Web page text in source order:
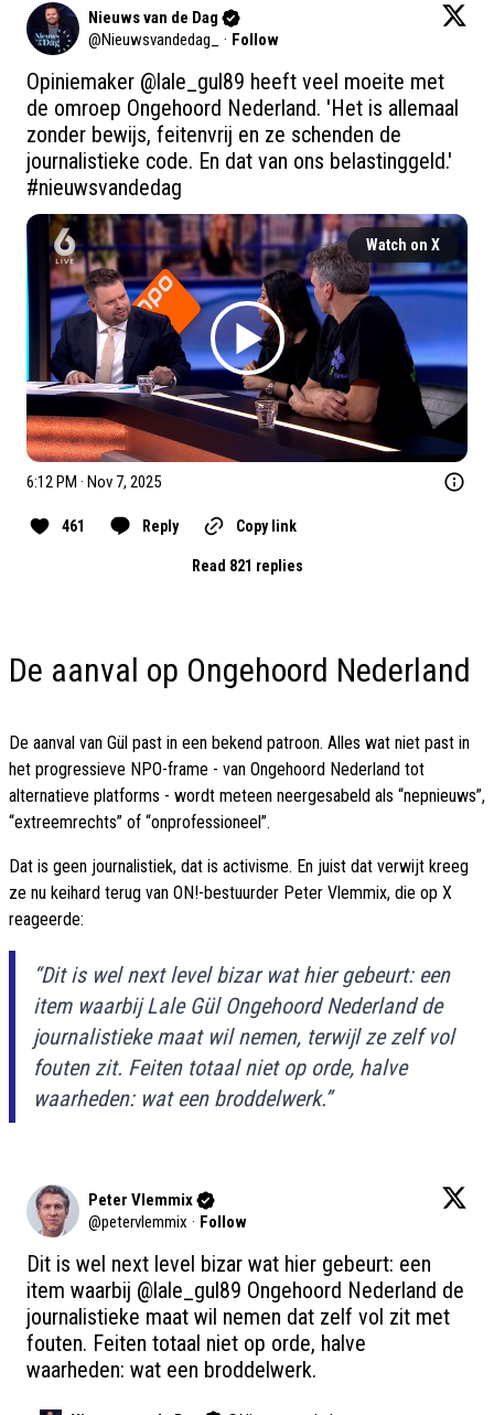
Nieuws van de Dag
@Nieuwsvandedag_ · Follow
Opiniemaker @lale_gul89 heeft veel moeite met
de omroep Ongehoord Nederland. 'Het is allemaal
zonder bewijs, feitenvrij en ze schenden de
#nieuwsvandedag
Watch on X
6:12 PM · Nov 7, 2025
461 Reply Copy link
Read 821 replies
De aanval op Ongehoord Nederland
De aanval van Gül past in een bekend patroon. Alles wat niet past in
het progressieve NPO-frame - van Ongehoord Nederland tot
alternatieve platforms - wordt meteen neergesabeld als “nepnieuws”,
“extreemrechts” of “onprofessioneel”.
Dat is geen journalistiek, dat is activisme. En juist dat verwijt kreeg
ze nu keihard terug van ON!-bestuurder Peter Vlemmix, die op X
reageerde:
“Dit is wel next level bizar wat hier gebeurt: een
item waarbij Lale Gül Ongehoord Nederland de
journalistieke maat wil nemen, terwijl ze zelf vol
fouten zit. Feiten totaal niet op orde, halve
waarheden: wat een broddelwerk.”
Peter Vlemmix
@petervlemmix · Follow
Dit is wel next level bizar wat hier gebeurt: een
item waarbij @lale_gul89 Ongehoord Nederland de
journalistieke maat wil nemen dat zelf vol zit met
fouten. Feiten totaal niet op orde, halve
waarheden: wat een broddelwerk.